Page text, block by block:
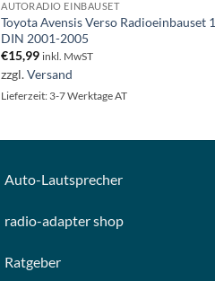
AUTORADIO EINBAUSET
Toyota Avensis Verso Radioeinbauset 1
DIN 2001-2005
€15,99 inkl. MwST
zzgl.Versand
Lieferzeit: 3-7 Werktage AT
Auto-Lautsprecher
radio-adapter shop
Ratgeber